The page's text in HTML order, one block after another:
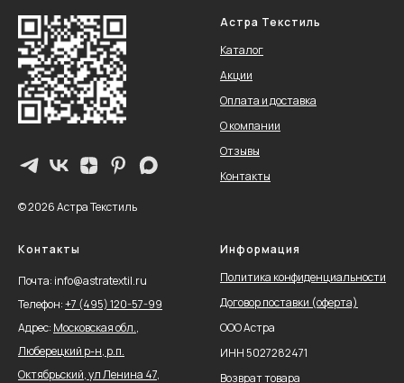
© 2026 Астра Текстиль
Астра Текстиль
Каталог
Акции
Оплата и доставка
О компании
Отзывы
Контакты
Контакты
Почта: info@astratextil.ru
Телефон:+7 (495) 120-57-99
Адрес: Московская обл.,
Люберецкий р-н, р.п.
Октябрьский, ул Ленина 47,
Информация
Политика конфиденциальности
Договор поставки (оферта)
ООО Астра
ИНН 5027282471
Возврат товара